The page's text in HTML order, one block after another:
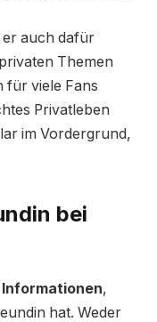
er auch dafür
Themen
für viele Fans
Privatleben
im Vordergrund,
bei
,
hat. Weder